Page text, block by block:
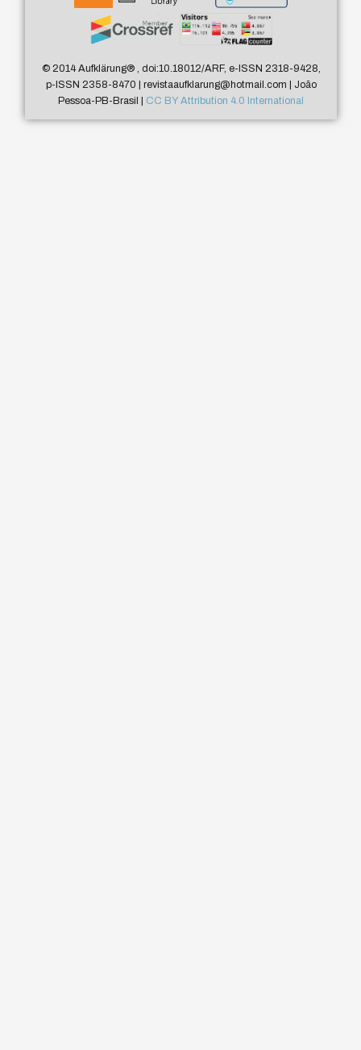
© 2014 Aufklärung®, doi:10.18012/ARF, e-ISSN 2318-9428,
p-ISSN 2358-8470 | revistaaufklarung@hotmail.com | João
Pessoa-PB-Brasil | CC BY Attribution 4.0 International